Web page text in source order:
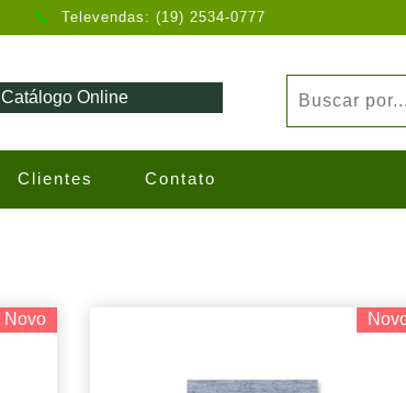
Televendas: (19) 2534-0777
Catálogo Online
Clientes Contato
Novo